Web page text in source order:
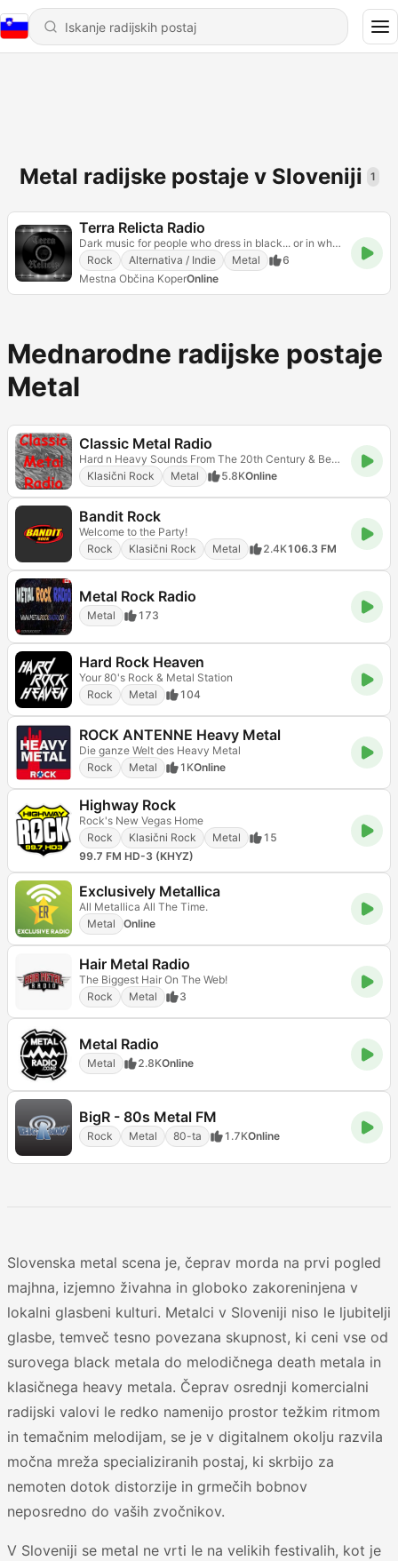
Metal radijske postaje v Sloveniji 1
Terra Relicta Radio
Dark music for people who dress in black... or in whatever.
Rock
Alternativa / Indie Metal
6
Mestna Občina KoperOnline
Mednarodne radijske postaje
Metal
Classic Metal Radio
Hard n Heavy Sounds From The 20th Century & Beyond
Klasični Rock
Metal 5.8KOnline
Bandit Rock
Welcome to the Party!
Rock
Klasični Rock Metal 2.4K106.3 FM
Metal Rock Radio
Metal 173
Hard Rock Heaven
Your 80's Rock & Metal Station
Rock
Metal 104
ROCK ANTENNE Heavy Metal
Die ganze Welt des Heavy Metal
Rock
Metal 1KOnline
Highway Rock
Rock's New Vegas Home
Rock
Klasični Rock Metal
15
99.7 FM HD-3 (KHYZ)
Exclusively Metallica
All Metallica All The Time.
Metal
Online
Hair Metal Radio
The Biggest Hair On The Web!
Rock
Metal 3
Metal Radio
Metal 2.8KOnline
BigR - 80s Metal FM
Rock Metal 80-ta 1.7KOnline
Slovenska metal scena je, čeprav morda na prvi pogled
majhna, izjemno živahna in globoko zakoreninjena v
lokalni glasbeni kulturi. Metalci v Sloveniji niso le ljubitelji
glasbe, temveč tesno povezana skupnost, ki ceni vse od
surovega black metala do melodičnega death metala in
klasičnega heavy metala. Čeprav osrednji komercialni
radijski valovi le redko namenijo prostor težkim ritmom
in temačnim melodijam, se je v digitalnem okolju razvila
močna mreža specializiranih postaj, ki skrbijo za
nemoten dotok distorzije in grmečih bobnov
neposredno do vaših zvočnikov.
V Sloveniji se metal ne vrti le na velikih festivalih, kot je